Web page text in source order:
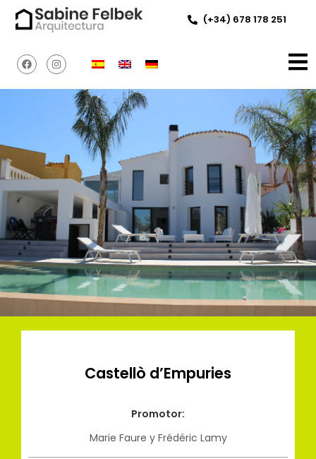
(+34) 678 178 251
Castellò d’Empuries
Promotor:
Marie Faure y Frédéric Lamy